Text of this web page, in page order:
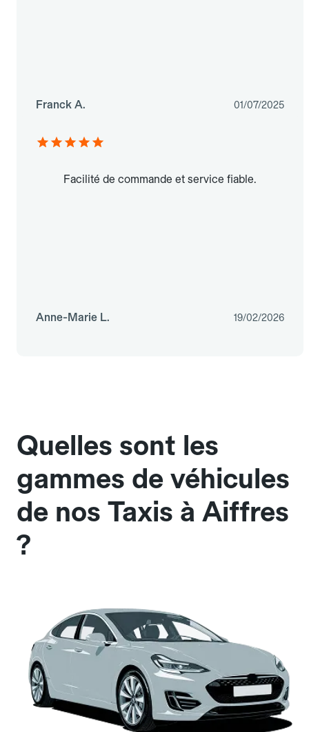
Franck A. 01/07/2025
Facilité de commande et service fiable.
Anne-Marie L. 19/02/2026
Quelles sont les
gammes de véhicules
de nos Taxis à Aiffres
?